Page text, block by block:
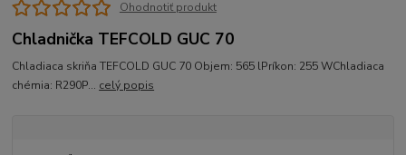
Ohodnotiť produkt
Chladnička TEFCOLD GUC 70
Chladiaca skriňa TEFCOLD GUC 70 Objem: 565 lPríkon: 255 WChladiaca
chémia: R290P... celý popis